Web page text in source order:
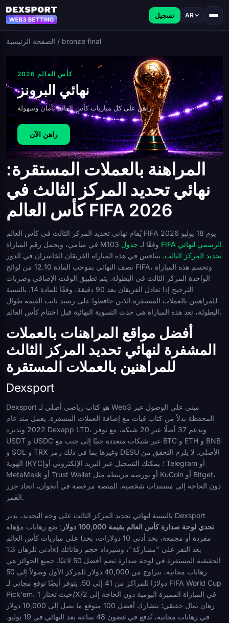
تسجيل AR
الصفحة الرئيسية / bronze final
كأس العالم 2026
نهائي البرونز
راهن على كل مباريات كأس العالم بأمان وسهولة.
راهن الآن
المراهنة بالعملات المستقرة:
نهائي تحديد المركز الثالث في
كأس العالم FIFA 2026
يُقام نهائي تحديد المركز الثالث في كأس العالم FIFA 2026 يوم 18 يوليو
في ميامي، ويحمل رقم المباراة M103 وفقًا لـ جدول FIFA الرسمي لنهائي
تحديد المركز الثالث. يتنافس في هذه المباراة الفريقان الخاسران في الدور
نصف النهائي بموجب المادة 12.10 من لوائح FIFA، وتحسم هذه المباراة
الواحدة المركز الثالث في البطولة. يتم تطبيق الوقت الإضافي وضربات
الترجيح إذا تعادل الفريقان بعد 90 دقيقة، وفقًا للمادة 14. بالنسبة
للمراهنين بالعملات المستقرة الذين حافظوا على رصيد ثابت القيمة طوال
البطولة، تعد هذه المباراة هي حدث التسوية النهائية قبل اختتام كأس العالم.
أفضل مواقع المراهنات بالعملات
المشفرة لنهائي تحديد المركز الثالث
للمراهنين بالعملات المستقرة
Dexsport
Dexsport هو كتاب رياضي أصلي لـ Web3 مبني على الوصول عبر
المحفظة بدلاً من كتاب فيات مع إضافة العملات المشفرة. يعمل منذ عام
2022 وتديره Dexapp LTD، ويدعم 37 أصلًا عبر 20 شبكة، مع توفر
USDT و USDC عبر شبكات متعددة جنبًا إلى جنب مع BTC و ETH و BNB
و SOL و TRX وغيرها بما في ذلك رمز DESU الأصلي. لا يلزم التحقق من
الهوية (KYC)؛ يمكنك التسجيل عبر البريد الإلكتروني أو Telegram أو
MetaMask أو Trust Wallet أو بورصة مرتبطة مثل KuCoin أو Bitget،
دون الحاجة إلى مستندات شخصية. المنصة مرخصة في أنجوان، اتحاد جزر
القمر.
بالنسبة لنهائي تحديد المركز الثالث على وجه التحديد، يدير Dexsport
تحدي لوحة صدارة كأس العالم بقيمة 100,000 دولار
: ضع رهانات مؤهلة
على مباريات كأس العالم (مفردة أو مجمعة، بحد أدنى 10 دولارات، بحد
أدنى للرهان 1.3x) بعد النقر على "مشاركة"، وسيزداد حجم رهاناتك
الحقيقية المستقرة في لوحة صدارة تضم أفضل 50 لاعبًا. جميع الجوائز هي
رهانات مجانية، تتراوح من 40,000 دولار للمركز الأول وصولاً إلى 50
دولارًا للمراكز من 41 إلى 50. يتوفر أيضًا توقع مجاني لـ FIFA World Cup
Pick'em، حيث تختار 1/X/2 في المباراة المميزة اليومية دون الحاجة إلى
رهان بمال حقيقي؛ يتشارك أفضل 100 متوقع ما يصل إلى 10,000 دولار
في رهانات مجانية، تُدفع في غضون 48 ساعة بعد النهائي في 19 يوليو.